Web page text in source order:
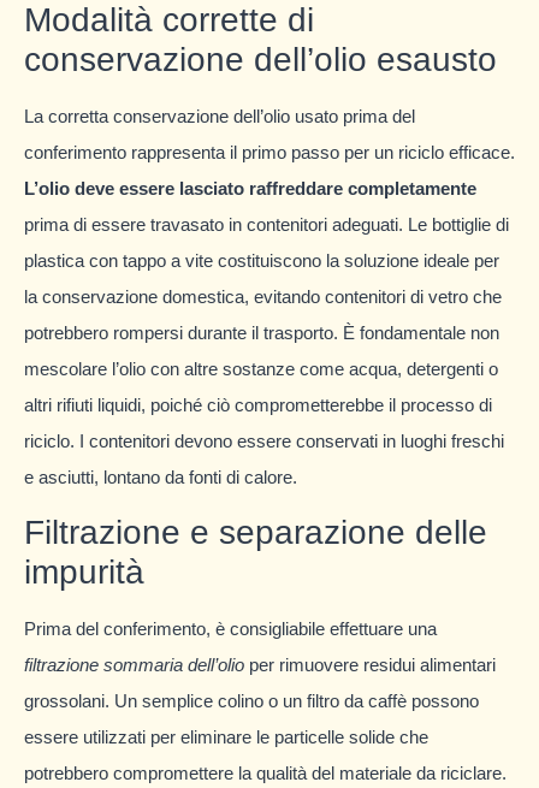
Modalità corrette di
conservazione dell’olio esausto
La corretta conservazione dell’olio usato prima del
conferimento rappresenta il primo passo per un riciclo efficace.
L’olio deve essere lasciato raffreddare completamente
prima di essere travasato in contenitori adeguati. Le bottiglie di
plastica con tappo a vite costituiscono la soluzione ideale per
la conservazione domestica, evitando contenitori di vetro che
potrebbero rompersi durante il trasporto. È fondamentale non
mescolare l’olio con altre sostanze come acqua, detergenti o
altri rifiuti liquidi, poiché ciò comprometterebbe il processo di
riciclo. I contenitori devono essere conservati in luoghi freschi
e asciutti, lontano da fonti di calore.
Filtrazione e separazione delle
impurità
Prima del conferimento, è consigliabile effettuare una
filtrazione sommaria dell’olio per rimuovere residui alimentari
grossolani. Un semplice colino o un filtro da caffè possono
essere utilizzati per eliminare le particelle solide che
potrebbero compromettere la qualità del materiale da riciclare.